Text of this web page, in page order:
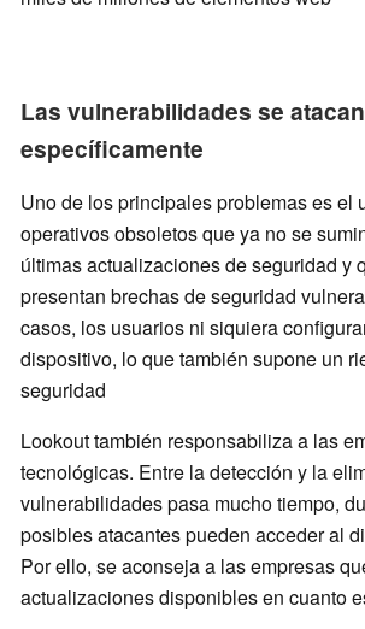
Las vulnerabilidades se atacan
específicamente
Uno de los principales problemas es el
operativos obsoletos que ya no se
últimas actualizaciones de seguridad y
presentan brechas de seguridad
casos, los usuarios ni siquiera
dispositivo, lo que también supone un
seguridad
Lookout también responsabiliza a las
tecnológicas. Entre la detección y la
vulnerabilidades pasa mucho tiempo,
posibles atacantes pueden acceder al
Por ello, se aconseja a las empresas
actualizaciones disponibles en cuanto